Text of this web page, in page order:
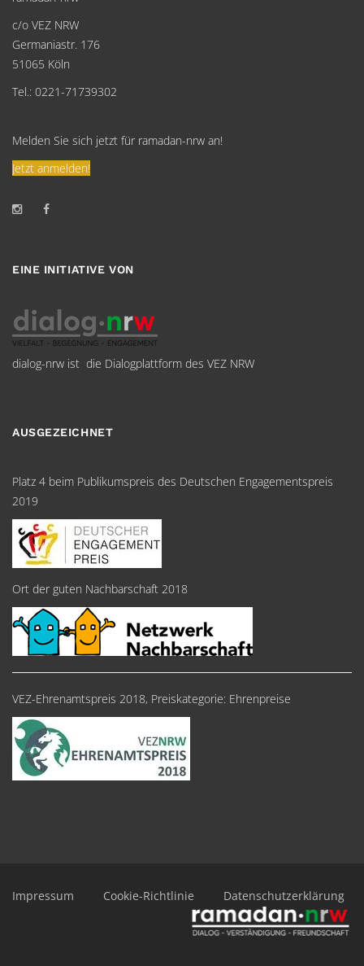
c/o VEZ NRW
Germaniastr. 176
51065 Köln
Tel.: 0221-71739302
Melden Sie sich jetzt für ramadan-nrw an!
Jetzt anmelden!
EINE INITIATIVE VON
dialog-nrw ist die Dialogplattform des VEZ NRW
AUSGEZEICHNET
Platz 4 beim Publikumspreis des Deutschen Engagementspreis
2019
Ort der guten Nachbarschaft 2018
VEZ-Ehrenamtspreis 2018, Preiskategorie: Ehrenpreise
Impressum Cookie-Richtlinie Datenschutzerklärung